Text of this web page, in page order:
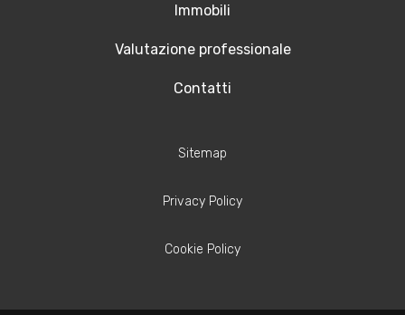
Immobili
Valutazione professionale
Contatti
Sitemap
Privacy Policy
Cookie Policy